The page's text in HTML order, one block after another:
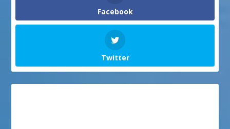
Facebook
Twitter